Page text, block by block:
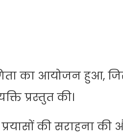
का आयोजन हुआ,
प्रस्तुत की।
प्रयासों की सराहना